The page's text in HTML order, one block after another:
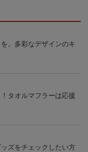
。多彩なデザインのキ
タオルマフラーは応援
ズをチェックしたい方